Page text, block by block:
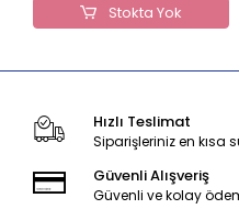
Stokta Yok
Hızlı Teslimat
Siparişleriniz en kısa
Güvenli Alışveriş
Güvenli ve kolay